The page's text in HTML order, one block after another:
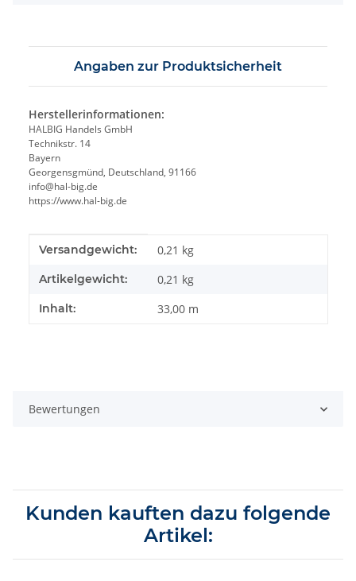
Angaben zur Produktsicherheit
Herstellerinformationen:
HALBIG Handels GmbH
Technikstr. 14
Bayern
Georgensgmünd, Deutschland, 91166
info@hal-big.de
https://www.hal-big.de
Produkteigenschaft
Wert
Versandgewicht: 0,21 kg
Artikelgewicht: 0,21 kg
Inhalt: 33,00 m
Bewertungen
Kunden kauften dazu folgende
Artikel: